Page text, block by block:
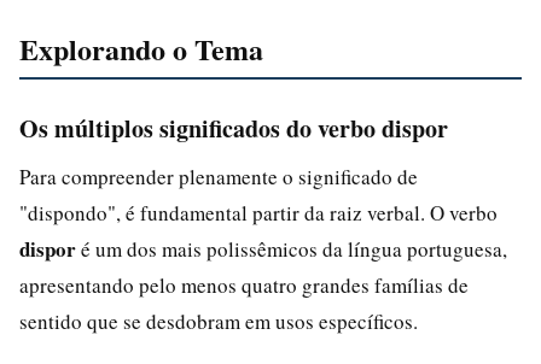
Explorando o Tema
Os múltiplos significados do verbo dispor
Para compreender plenamente o significado de
"dispondo", é fundamental partir da raiz verbal. O verbo
disporé um dos mais polissêmicos da língua portuguesa,
apresentando pelo menos quatro grandes famílias de
sentido que se desdobram em usos específicos.